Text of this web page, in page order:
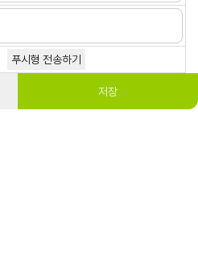
푸시형 전송하기
저장